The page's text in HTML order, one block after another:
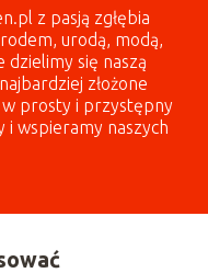
z pasją zgłębia
urodą, modą,
się naszą
złożone
w prosty i przystępny
i wspieramy naszych